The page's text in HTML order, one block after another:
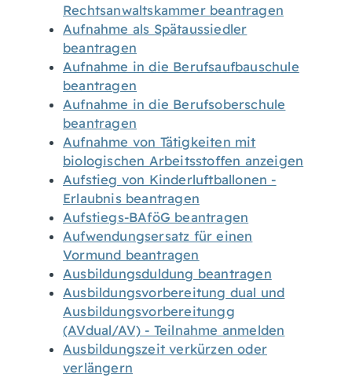
Rechtsanwaltskammer beantragen
Aufnahme als Spätaussiedler
beantragen
Aufnahme in die Berufsaufbauschule
beantragen
Aufnahme in die Berufsoberschule
beantragen
Aufnahme von Tätigkeiten mit
biologischen Arbeitsstoffen anzeigen
Aufstieg von Kinderluftballonen -
Erlaubnis beantragen
Aufstiegs-BAföG beantragen
Aufwendungsersatz für einen
Vormund beantragen
Ausbildungsduldung beantragen
Ausbildungsvorbereitung dual und
Ausbildungsvorbereitungg
(AVdual/AV) - Teilnahme anmelden
Ausbildungszeit verkürzen oder
verlängern